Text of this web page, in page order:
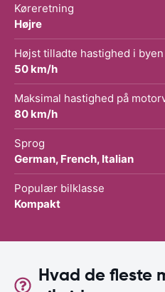
Køreretning
Højre
Højst tilladte hastighed i byen
50 km/h
Maksimal hastighed på
80 km/h
Sprog
German, French, Italian
Populær bilklasse
Kompakt
Hvad de fleste